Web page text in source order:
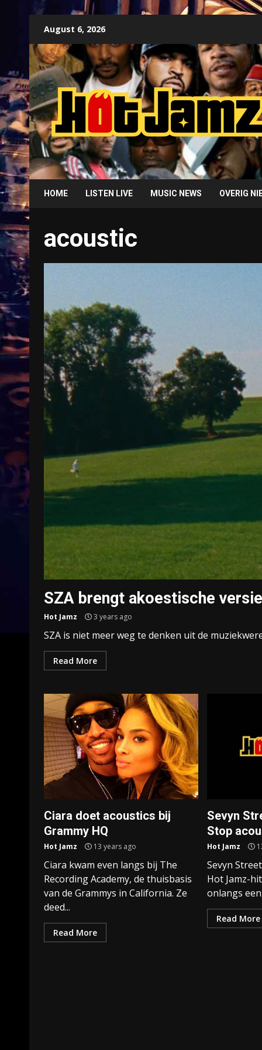
content
August 6, 2026
HOME LISTEN LIVE MUSIC NEWS OVERIG
acoustic
SZA brengt akoestische
Hot Jamz 3 years ago
SZA is niet meer weg te denken uit de
Read More
Ciara doet acoustics bij
Grammy HQ
Hot Jamz 13 years ago
Ciara kwam even langs bij The
Recording Academy, de thuisbasis
van de Grammys in California. Ze
deed...
Read More
Sevyn
Stop
Hot Jamz
Sevyn
Hot Jamz-
onlangs
Read More
Treinkaartjes worden duurder,
abonnementen verdwijnen
9 months ago